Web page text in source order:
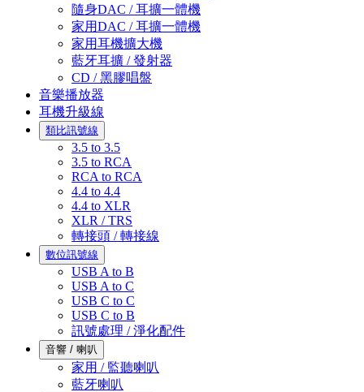
隨身DAC / 耳擴一體機
家用DAC / 耳擴一體機
家用耳機擴大機
藍牙耳擴 / 發射器
CD / 黑膠唱盤
音樂播放器
耳機升級線
類比訊號線
3.5 to 3.5
3.5 to RCA
RCA to RCA
4.4 to 4.4
4.4 to XLR
XLR / TRS
轉接頭 / 轉接線
數位訊號線
USB A to B
USB A to C
USB C to C
USB C to B
訊號處理 / 淨化配件
音響 / 喇叭
家用 / 監聽喇叭
藍牙喇叭